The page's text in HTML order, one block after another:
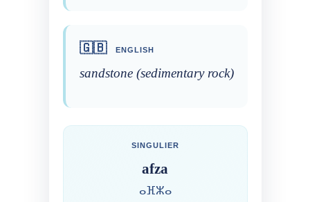
🇬🇧 ENGLISH
sandstone (sedimentary rock)
SINGULIER
afza
ⴰⴼⵣⴰ